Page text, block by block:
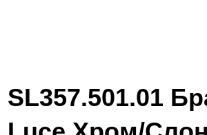
SL357.501.01